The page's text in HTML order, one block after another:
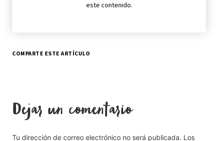
este contenido.
COMPARTE ESTE ARTÍCULO
Dejar un comentario
Tu dirección de correo electrónico no será publicada. Los